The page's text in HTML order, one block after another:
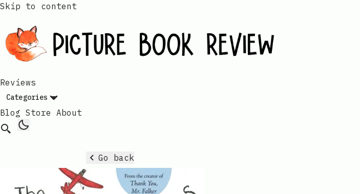
Skip to content
Reviews
Categories
Blog Store About
Go back